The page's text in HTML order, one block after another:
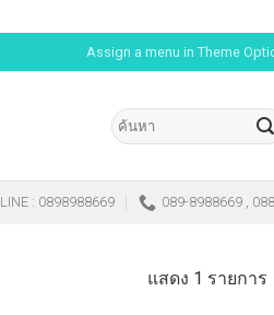
Assign a menu in Theme
LINE : 0898988669 089-8988669 ,
แสดง 1 รายการ